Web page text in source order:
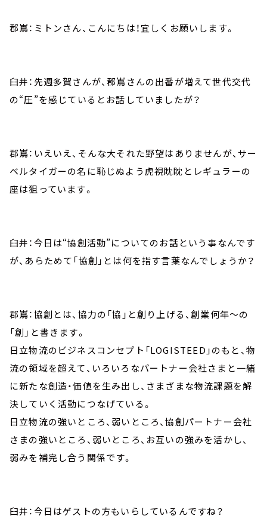
郡嶌：ミトンさん、こんにちは！宜しくお願いします。
臼井：先週多賀さんが、郡嶌さんの出番が増えて世代交代
の“圧”を感じているとお話していましたが？
郡嶌：いえいえ、そんな大それた野望はありませんが、サー
ベルタイガーの名に恥じぬよう虎視眈眈とレギュラーの
座は狙っています。
臼井：今日は“協創活動”についてのお話という事なんです
が、あらためて「協創」とは何を指す言葉なんでしょうか？
郡嶌：協創とは、協力の「協」と創り上げる、創業何年～の
「創」と書きます。
日立物流のビジネスコンセプト「LOGISTEED」のもと、物
流の領域を超えて、いろいろなパートナー会社さまと一緒
に新たな創造・価値を生み出し、さまざまな物流課題を解
決していく活動につなげている。
日立物流の強いところ、弱いところ、協創パートナー会社
さまの強いところ、弱いところ、お互いの強みを活かし、
弱みを補完し合う関係です。
臼井：今日はゲストの方もいらしているんですね？